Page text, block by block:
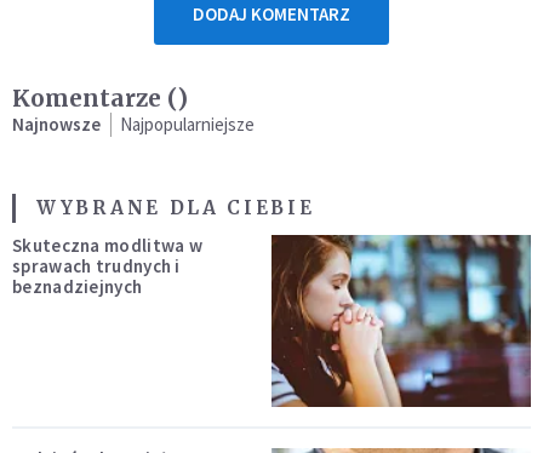
DODAJ KOMENTARZ
Komentarze ()
Najnowsze Najpopularniejsze
WYBRANE DLA CIEBIE
Skuteczna modlitwa w
sprawach trudnych i
beznadziejnych